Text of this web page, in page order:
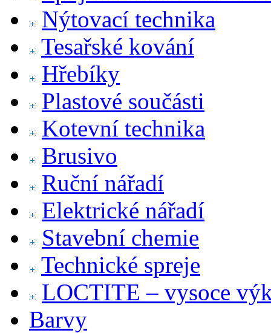
Nýtovací technika
Tesařské kování
Hřebíky
Plastové součásti
Kotevní technika
Brusivo
Ruční nářadí
Elektrické nářadí
Stavební chemie
Technické spreje
LOCTITE – vysoce
Barvy